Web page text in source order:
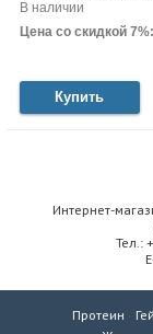
В наличии
Цена со скидкой
Купить
Интернет-
Тел.:
Протеин